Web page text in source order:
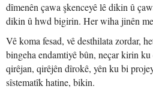
dîmenên çawa şkenceyê lê dikin û
dikin û hwd bigirin. Her wiha jinên
Vê koma fesad, vê desthilata zordar,
bingeha endamtiyê bûn, neçar kirin
qirêjan, qirêjên dîrokê, yên ku bi
sîstematîk hatine, bikin.